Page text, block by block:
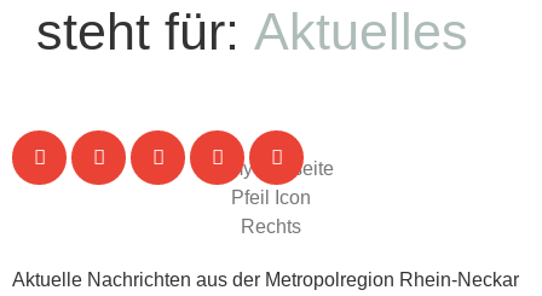
steht für: Aktuelles
Aktuelle Nachrichten aus der Metropolregion Rhein-Neckar